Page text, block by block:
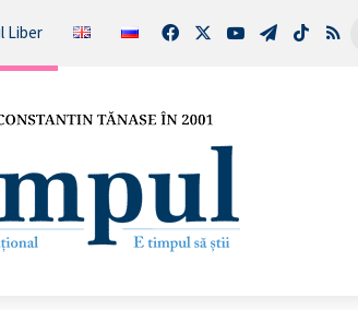
Liber FacebookYouTubeTelegram
TikTokRSS